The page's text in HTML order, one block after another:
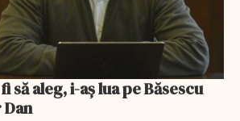
să aleg, i-aș lua pe Băsescu